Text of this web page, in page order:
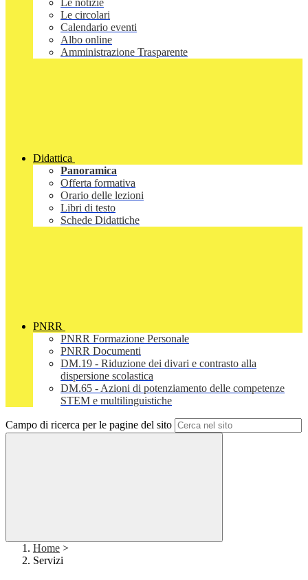
Le notizie
Le circolari
Calendario eventi
Albo online
Amministrazione Trasparente
Didattica
Panoramica
Offerta formativa
Orario delle lezioni
Libri di testo
Schede Didattiche
PNRR
PNRR Formazione Personale
PNRR Documenti
DM.19 - Riduzione dei divari e contrasto alla
dispersione scolastica
DM.65 - Azioni di potenziamento delle competenze
STEM e multilinguistiche
Campo di ricerca per le pagine del sito
Home >
Servizi